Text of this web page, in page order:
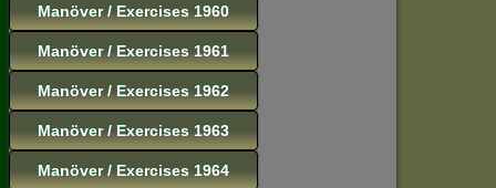
Manöver / Exercises 1960
Manöver / Exercises 1961
Manöver / Exercises 1962
Manöver / Exercises 1963
Manöver / Exercises 1964